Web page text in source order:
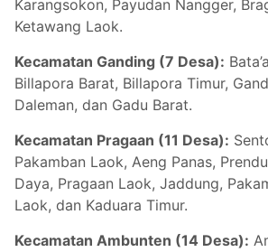
Karangsokon, Payudan Nangger,
Ketawang Laok.
Kecamatan Ganding (7 Desa):
Billapora Barat, Billapora Timur,
Daleman, dan Gadu Barat.
Kecamatan Pragaan (11 Desa):
Pakamban Laok, Aeng Panas,
Daya, Pragaan Laok, Jaddung,
Laok, dan Kaduara Timur.
Kecamatan Ambunten (14 Desa):